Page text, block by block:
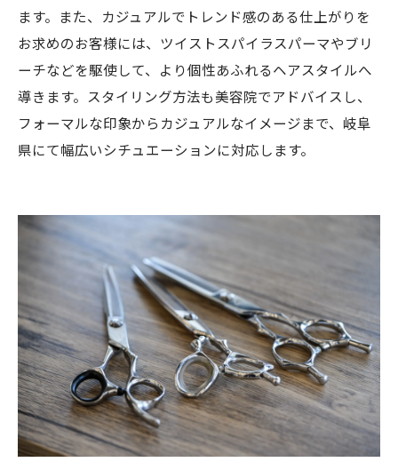
ます。また、カジュアルでトレンド感のある仕上がりを
お求めのお客様には、ツイストスパイラスパーマやブリ
ーチなどを駆使して、より個性あふれるヘアスタイルへ
導きます。スタイリング方法も美容院でアドバイスし、
フォーマルな印象からカジュアルなイメージまで、岐阜
県にて幅広いシチュエーションに対応します。